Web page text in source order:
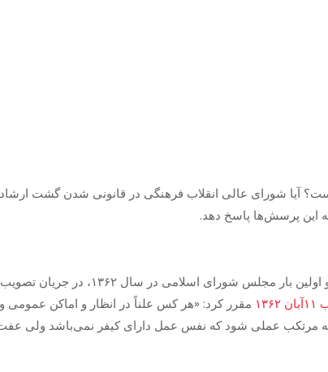
آیا شورای عالی انقلاب فرهنگی در قانونی شدن گشت
این پرسش‌ها پاسخ دهد.
مساله حجاب و الزامی شدن آن از همان سال‌های اولیه پیروزی انقلاب اسلامی مطرح شد و اولین بار مجلس
مقرر کرد: «هر کس علناً در انظار و اماکن عمومی و
محکوم می‌گردد و در صورتی که مرتکب عملی شود که نفس عمل دارای کیفر نمی‌باشد